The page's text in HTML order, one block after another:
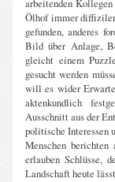
arbeitenden
Ölhof immer
gefunden, anderes
Bild über Anlage,
gleicht einem
gesucht werden
will es wider
aktenkundlich
Ausschnitt aus der
politische Interessen
Menschen
erlauben Schlüsse,
Landschaft heute